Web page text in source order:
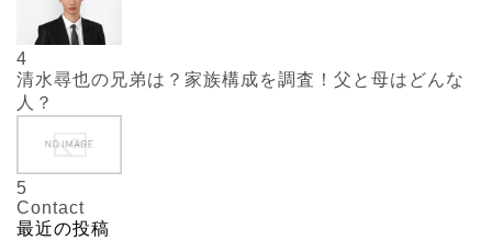
4
清水尋也の兄弟は？家族構成を調査！父と母はどんな
人？
5
Contact
最近の投稿